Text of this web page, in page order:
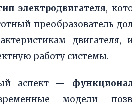
электродвигателя,
преобразователь
работу системы.
аспект —
модели